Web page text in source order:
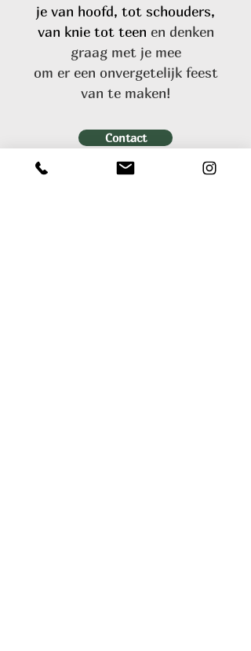
je van hoofd, tot schouders,
van knie tot teen en denken
graag met je mee
om er een onvergetelijk feest
van te maken!
Contact